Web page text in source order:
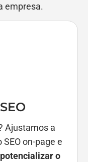
empresa.
Ajustamos a
on-page e
potencializar o